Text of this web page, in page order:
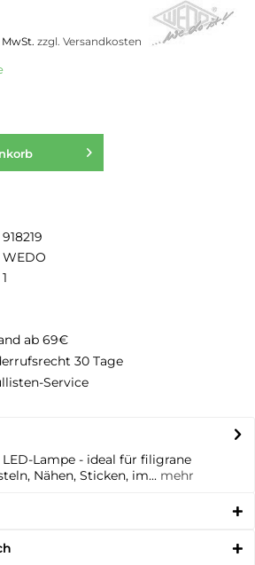
zzgl. Versandkosten
918219
WEDO
1
ab 69€
30 Tage
Service
Lampe - ideal für filigrane
Nähen, Sticken, im... mehr